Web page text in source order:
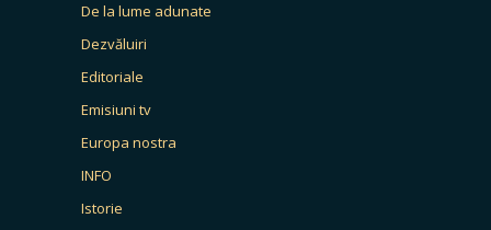
De la lume adunate
Dezvăluiri
Editoriale
Emisiuni tv
Europa nostra
INFO
Istorie